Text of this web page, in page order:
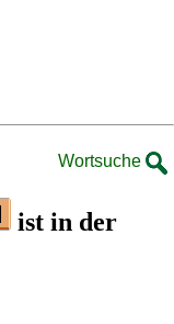
Wortsuche
ist in der